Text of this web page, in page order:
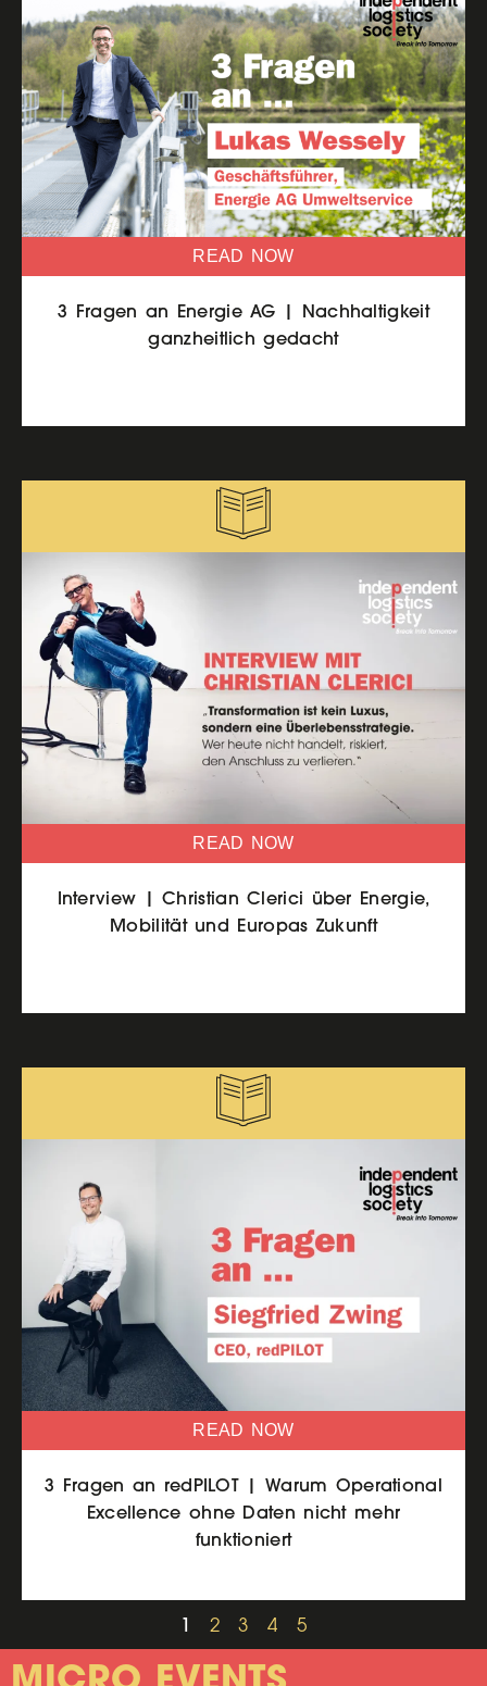
READ NOW
3 Fragen an Energie AG | Nachhaltigkeit
ganzheitlich gedacht
READ NOW
Interview | Christian Clerici über Energie,
Mobilität und Europas Zukunft
READ NOW
3 Fragen an redPILOT | Warum Operational
Excellence ohne Daten nicht mehr
funktioniert
1 2 3 4 5